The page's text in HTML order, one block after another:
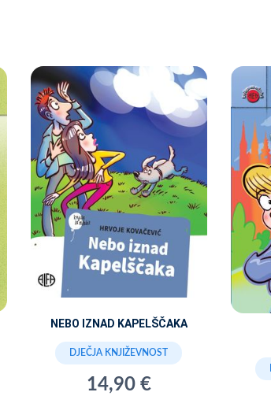
NEBO IZNAD KAPELŠČAKA
DJEČJA KNJIŽEVNOST
14,90 €